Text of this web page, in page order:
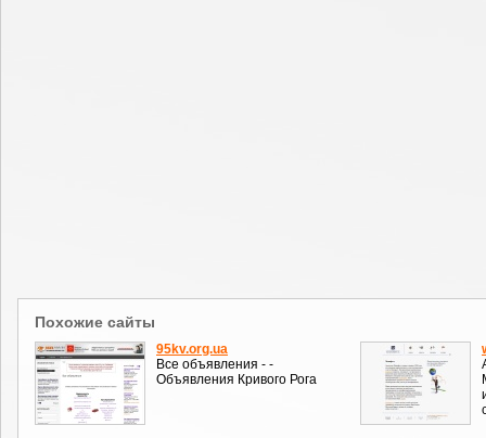
Похожие сайты
95kv.org.ua
Все объявления - -
Объявления Кривого Рога